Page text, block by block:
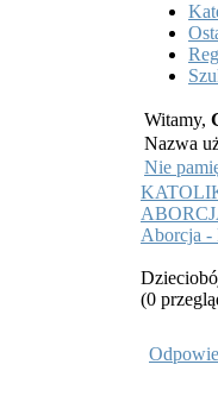
Witamy,
Nazwa
Nie
Aborcja -
(0